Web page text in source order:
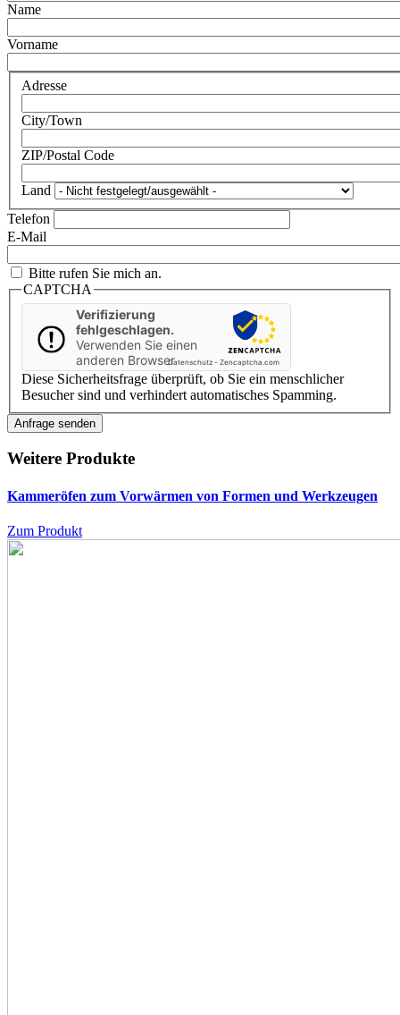
Name
Vorname
Adresse
City/Town
ZIP/Postal Code
Land
Telefon
E-Mail
Bitte rufen Sie mich an.
CAPTCHA
Verifizierung
fehlgeschlagen.
Verwenden Sie einen
anderen BrowserDatenschutz - Zencaptcha.com
Diese Sicherheitsfrage überprüft, ob Sie ein menschlicher
Besucher sind und verhindert automatisches Spamming.
Weitere Produkte
Kammeröfen zum Vorwärmen von Formen und Werkzeugen
Zum Produkt